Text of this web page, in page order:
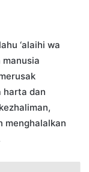
‘alaihi wa
harta dan
menghalalkan